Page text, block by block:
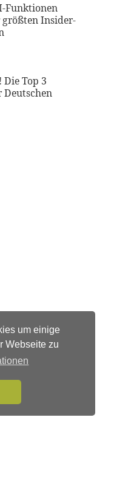
um einige
Webseite zu
Funktionen
Insider-
Top 3
Deutschen